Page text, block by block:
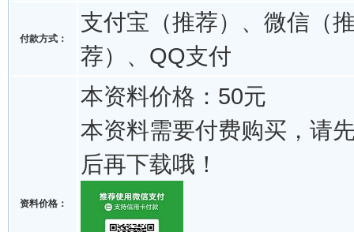
付款方式：
支付宝（推荐）、微信（
荐）、QQ支付
资料价格：
本资料价格：50元
本资料需要付费购买，请
后再下载哦！